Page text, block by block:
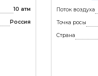
10 атм
Россия
Поток воздуха
Точка росы
Страна